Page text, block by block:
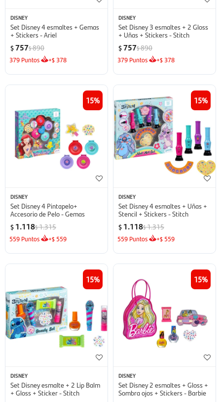
DISNEY
Set Disney 4 esmaltes + Gemas
+ Stickers - Ariel
$757$890
379 Puntos +$378
DISNEY
Set Disney 3 esmaltes + 2 Gloss
+ Uñas + Stickers - Stitch
$757$890
379 Puntos +$378
15
DISNEY
Set Disney 4 Pintapelo+
Accesorio de Pelo - Gemas
$ 1.118$1.315
559 Puntos +$559
15
DISNEY
Set Disney 4 esmaltes + Uñas +
Stencil + Stickers - Stitch
$ 1.118$1.315
559 Puntos +$559
15
DISNEY
Set Disney esmalte + 2 Lip Balm
+ Gloss + Sticker - Stitch
15
DISNEY
Set Disney 2 esmaltes + Gloss +
Sombra ojos + Stickers - Barbie